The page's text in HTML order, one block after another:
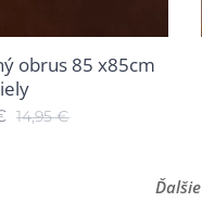
obrus 85 x85cm
14,95€
Ďalšie